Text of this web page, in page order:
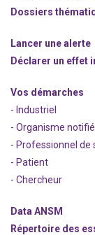
Dossiers
Lancer une alerte
Déclarer un effet
Vos démarches
- Industriel
- Organisme notifié
- Professionnel de
- Patient
- Chercheur
Data ANSM
Répertoire des